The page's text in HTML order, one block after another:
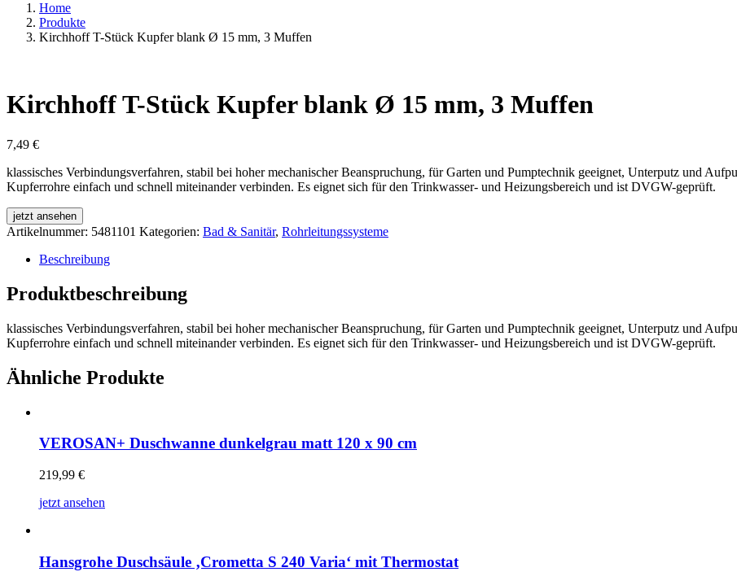
Home
Produkte
Kirchhoff T-Stück Kupfer blank Ø 15 mm, 3 Muffen
Kirchhoff T-Stück Kupfer blank Ø 15 mm, 3 Muffen
7,49 €
klassisches Verbindungsverfahren, stabil bei hoher mechanischer Beanspruchung, für Garten und Pumptechnik geeignet, Unterputz und
Kupferrohre einfach und schnell miteinander verbinden. Es eignet sich für den Trinkwasser- und Heizungsbereich und ist DVGW-geprüft.
jetzt ansehen
Artikelnummer: 5481101 Kategorien: Bad & Sanitär, Rohrleitungssysteme
Beschreibung
Produktbeschreibung
klassisches Verbindungsverfahren, stabil bei hoher mechanischer Beanspruchung, für Garten und Pumptechnik geeignet, Unterputz und
Kupferrohre einfach und schnell miteinander verbinden. Es eignet sich für den Trinkwasser- und Heizungsbereich und ist DVGW-geprüft.
Ähnliche Produkte
VEROSAN+ Duschwanne dunkelgrau matt 120 x 90 cm
219,99 €
jetzt ansehen
Hansgrohe Duschsäule ‚Crometta S 240 Varia‘ mit Thermostat